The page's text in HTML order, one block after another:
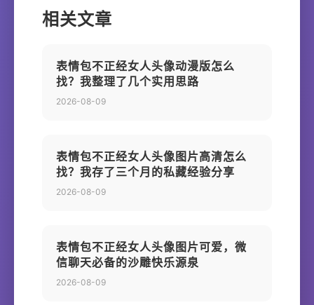
相关文章
表情包不正经女人头像动漫版怎么
找？我整理了几个实用思路
2026-08-09
表情包不正经女人头像图片高清怎么
找？我存了三个月的私藏经验分享
2026-08-09
表情包不正经女人头像图片可爱，微
信聊天必备的沙雕快乐源泉
2026-08-09